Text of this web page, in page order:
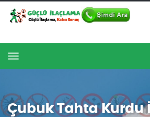
Menu
Çubuk Tahta Kurdu